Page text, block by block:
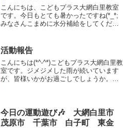
発達支援
こんにちは、こどもプラス大網白里教室
です。今日もとても暑かったですね(*_*;
みなさんこまめに水分補給をしてくださ
イモ迷路、タコの足切りです。先生と一
緒に１・２・３！！...
活動報告
こんにちは(*^-^*)こどもプラス大網白里教
室です。ジメジメした雨が続いています
が、皆様いかがお過ごしでしょうか。こ
り・空間...
今日の運動遊び🎶 大網白里市
茂原市 千葉市 白子町 東金